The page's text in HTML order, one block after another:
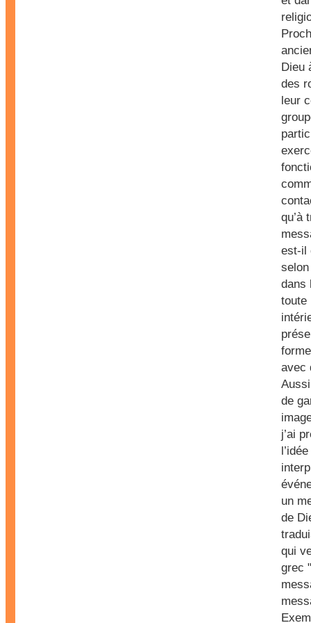
Dieu
des
leur
qu’à
est-il
dans
toute
avec
de
j’ai
un
de
qui
grec